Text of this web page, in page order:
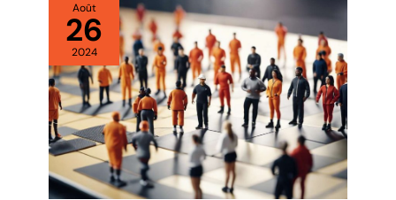
Août
26
2024